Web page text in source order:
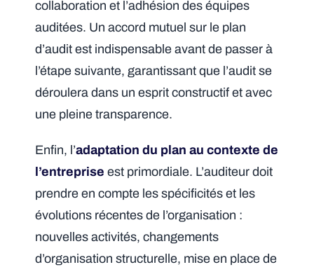
collaboration et l’adhésion des équipes
auditées. Un accord mutuel sur le plan
d’audit est indispensable avant de passer à
l’étape suivante, garantissant que l’audit se
déroulera dans un esprit constructif et avec
une pleine transparence.
Enfin, l’adaptation du plan au contexte de
l’entreprise est primordiale. L’auditeur doit
prendre en compte les spécificités et les
évolutions récentes de l’organisation :
nouvelles activités, changements
d’organisation structurelle, mise en place de